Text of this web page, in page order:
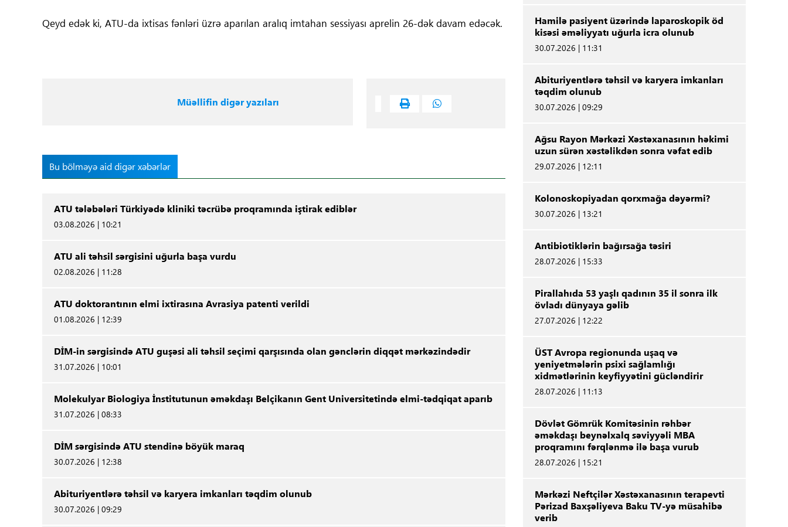
Qeyd edək ki, ATU-da ixtisas fənləri üzrə aparılan aralıq imtahan sessiyası aprelin 26-dək davam edəcək.
Müəllifin digər yazıları
Bu bölməyə aid digər xəbərlər
ATU tələbələri Türkiyədə kliniki təcrübə proqramında iştirak ediblər
03.08.2026 | 10:21
ATU ali təhsil sərgisini uğurla başa vurdu
02.08.2026 | 11:28
ATU doktorantının elmi ixtirasına Avrasiya patenti verildi
01.08.2026 | 12:39
DİM-in sərgisində ATU guşəsi ali təhsil seçimi qarşısında olan gənclərin diqqət mərkəzindədir
31.07.2026 | 10:01
Molekulyar Biologiya İnstitutunun əməkdaşı Belçikanın Gent Universitetində elmi-tədqiqat aparıb
31.07.2026 | 08:33
DİM sərgisində ATU stendinə böyük maraq
30.07.2026 | 12:38
Abituriyentlərə təhsil və karyera imkanları təqdim olunub
30.07.2026 | 09:29
Hamilə pasiyent üzərində laparoskopik öd
kisəsi əməliyyatı uğurla icra olunub
30.07.2026 | 11:31
Abituriyentlərə təhsil və karyera imkanları
təqdim olunub
30.07.2026 | 09:29
Ağsu Rayon Mərkəzi Xəstəxanasının həkimi
uzun sürən xəstəlikdən sonra vəfat edib
29.07.2026 | 12:11
Kolonoskopiyadan qorxmağa dəyərmi?
30.07.2026 | 13:21
Antibiotiklərin bağırsağa təsiri
28.07.2026 | 15:33
Pirallahıda 53 yaşlı qadının 35 il sonra ilk
övladı dünyaya gəlib
27.07.2026 | 12:22
ÜST Avropa regionunda uşaq və
yeniyetmələrin psixi sağlamlığı
xidmətlərinin keyfiyyətini gücləndirir
28.07.2026 | 11:13
Dövlət Gömrük Komitəsinin rəhbər
əməkdaşı beynəlxalq səviyyəli MBA
proqramını fərqlənmə ilə başa vurub
28.07.2026 | 15:21
Mərkəzi Neftçilər Xəstəxanasının terapevti
Pərizad Baxşəliyeva Baku TV-yə müsahibə
verib